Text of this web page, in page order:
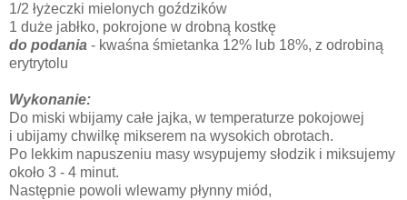
1/2 łyżeczki mielonych goździków
1 duże jabłko, pokrojone w drobną kostkę
do podania - kwaśna śmietanka 12% lub 18%, z odrobiną
erytrytolu
Wykonanie:
Do miski wbijamy całe jajka, w temperaturze pokojowej
i ubijamy chwilkę mikserem na wysokich obrotach.
Po lekkim napuszeniu masy wsypujemy słodzik i miksujemy
około 3 - 4 minut.
Następnie powoli wlewamy płynny miód,